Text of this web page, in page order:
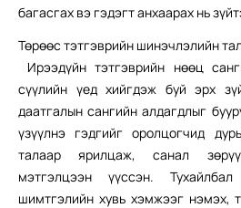
багасгах вэ гэдэгт анхаарах нь
Төрөөс тэтгэврийн шинэчлэлийн
Ирээдүйн тэтгэврийн нөөц
сүүлийн үед хийгдэж буй эрх
даатгалын сангийн алдагдлыг
үзүүлнэ гэдгийг оролцогчид
талаар ярилцаж, санал
мэтгэлцээн үүссэн.
шимтгэлийн хувь хэмжээг нэмэх,